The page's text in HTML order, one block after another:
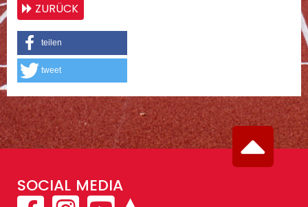
ZURÜCK
teilen
tweet
SOCIAL MEDIA